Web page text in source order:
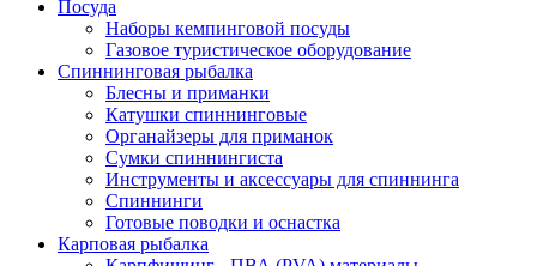
Посуда
Наборы кемпинговой посуды
Газовое туристическое оборудование
Спиннинговая рыбалка
Блесны и приманки
Катушки спиннинговые
Органайзеры для приманок
Сумки спиннингиста
Инструменты и аксессуары для спиннинга
Спиннинги
Готовые поводки и оснастка
Карповая рыбалка